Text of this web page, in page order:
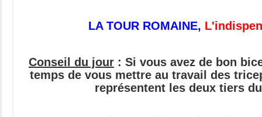
LA TOUR ROMAINE,
Conseil du jour : Si vous avez de bon
temps de vous mettre au travail des
représentent les deux tiers